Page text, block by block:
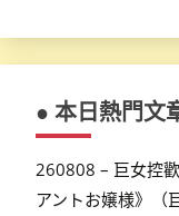
● 本日熱門文
260808 – 巨女控
アントお嬢様》（